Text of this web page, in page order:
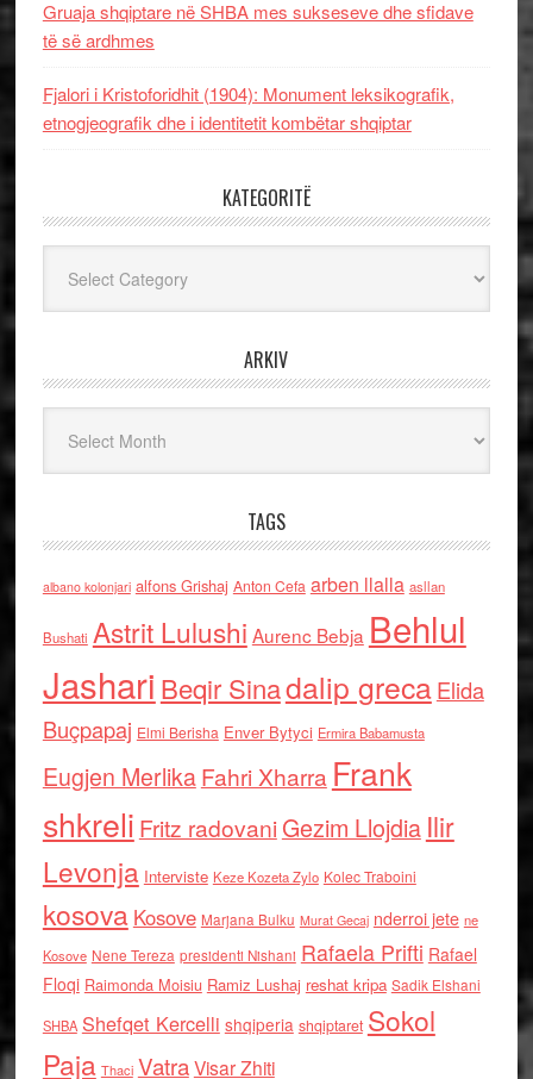
Gruaja shqiptare në SHBA mes sukseseve dhe sfidave
të së ardhmes
Fjalori i Kristoforidhit (1904): Monument leksikografik,
etnogjeografik dhe i identitetit kombëtar shqiptar
KATEGORITË
ARKIV
TAGS
albano kolonjari alfons Grishaj Anton Cefa arben llalla asllan
Bushati Astrit Lulushi Aurenc Bebja Behlul
Jashari Beqir Sinadalip grecaElida
Buçpapaj Elmi Berisha Enver Bytyci Ermira Babamusta
Eugjen MerlikaFahri Xharra Frank
shkreli Fritz radovaniGezim Llojdia Ilir
Levonja Interviste Keze Kozeta Zylo Kolec Traboini
kosova Kosove Marjana Bulku Murat Gecaj nderroi jete ne
Kosove Nene Tereza presidenti Nishani Rafaela Prifti Rafael
Floqi Raimonda Moisiu Ramiz Lushaj reshat kripa Sadik Elshani
SHBA Shefqet Kercelli shqiperia shqiptaret Sokol
Paja Thaci VatraVisar Zhiti